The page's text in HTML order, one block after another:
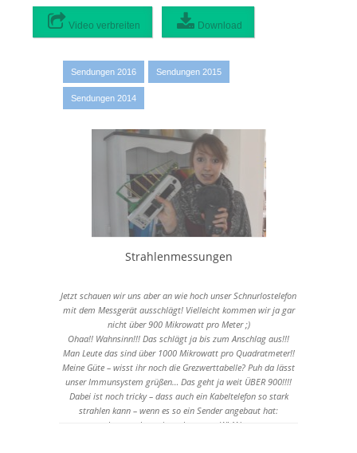
Download
Originaldatei
0 MB
468p mittlere Qualität
832x468 - 33 MB
420p mittlere Qualität
748x420 - 27 MB
337p mittlere Qualität
600x337 - 18 MB
400x225 - 14 MB
360x202 - 12 MB
180p niedrige Qualität
320x180 - 10 MB
Video verbreiten
Sendungen 2016 Sendungen 2015
Sendungen 2014
Strahlenmessungen
Jetzt schauen wir uns aber an wie hoch unser Schnurlostelefon
mit dem Messgerät ausschlägt! Vielleicht kommen wir ja gar
nicht über 900 Mikrowatt pro Meter ;)
Ohaa!! Wahnsinn!!! Das schlägt ja bis zum Anschlag aus!!!
Man Leute das sind über 1000 Mikrowatt pro Quadratmeter!!
Meine Güte – wisst ihr noch die Grezwerttabelle? Puh da lässt
unser Immunsystem grüßen… Das geht ja weit ÜBER 900!!!!
Dabei ist noch tricky – dass auch ein Kabeltelefon so stark
strahlen kann – wenn es so ein Sender angebaut hat:
Jetzt suchen wir mal unseren WLAN …